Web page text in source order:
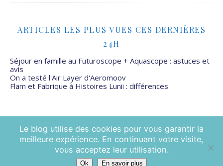
ARTICLES LES PLUS VUES CES DERNIÈRES
24H
Séjour en famille au Futuroscope + Aquascope : astuces et
avis
On a testé l'Air Layer d'Aeromoov
Flam et Fabrique à Histoires Lunii : différences
Mamans Mais Pas Que - 2026 ©
Le blog utilise des cookies pour vous garantir la
meilleure expérience. En continuant votre visite,
vous acceptez leur utilisation.
Ok En savoir plus